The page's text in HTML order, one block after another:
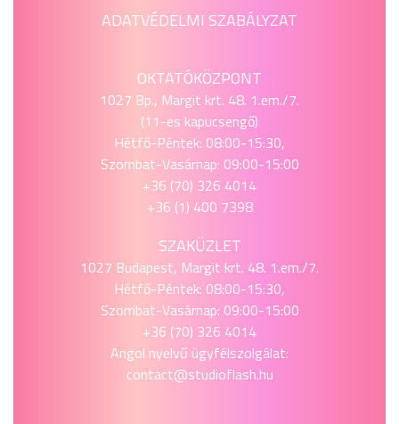
ADATVÉDELMI SZABÁLYZAT
OKTATÓKÖZPONT
1027 Bp., Margit krt. 48. 1.em./7.
(11-es kapucsengő)
Hétfő-Péntek: 08:00-15:30,
Szombat-Vasárnap: 09:00-15:00
+36 (70) 326 4014
+36 (1) 400 7398
SZAKÜZLET
1027 Budapest, Margit krt. 48. 1.em./7.
Hétfő-Péntek: 08:00-15:30,
Szombat-Vasárnap: 09:00-15:00
+36 (70) 326 4014
Angol nyelvű ügyfélszolgálat:
contact@studioflash.hu